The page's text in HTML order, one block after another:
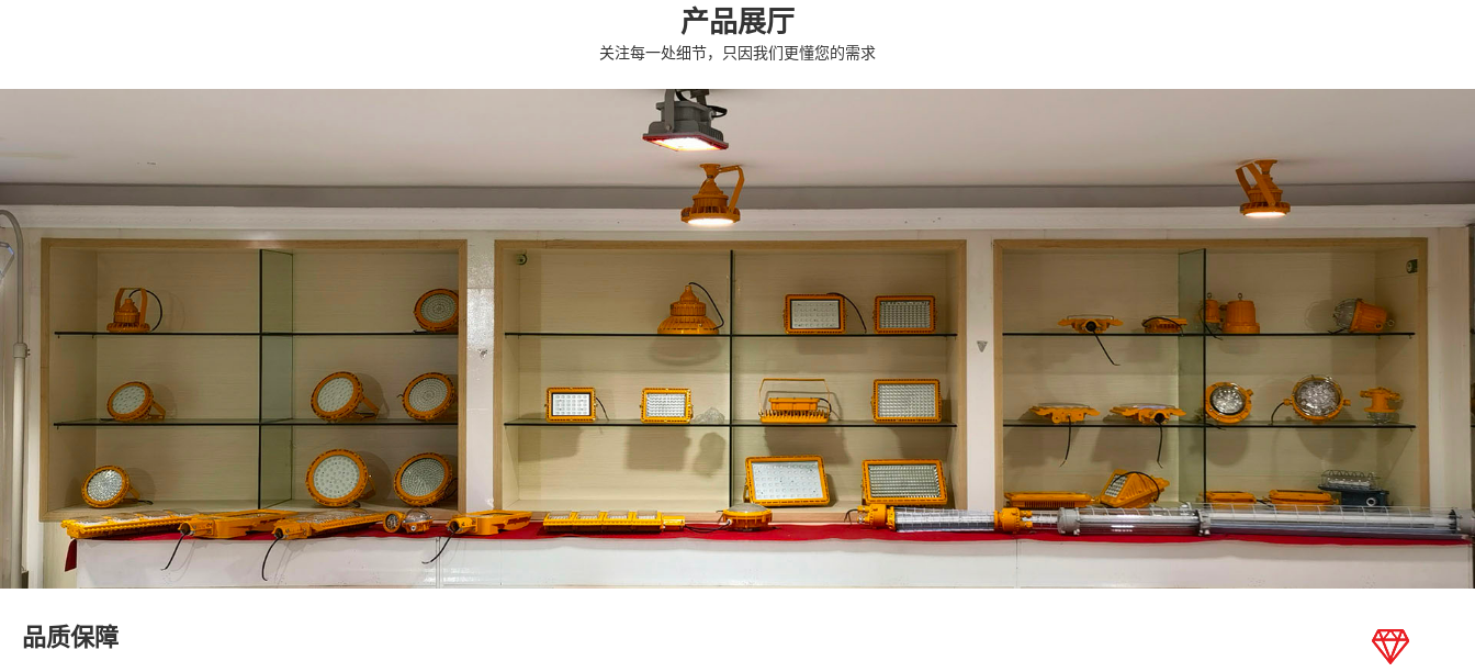
产品展厅
关注每一处细节，只因我们更懂您的需求
品质保障